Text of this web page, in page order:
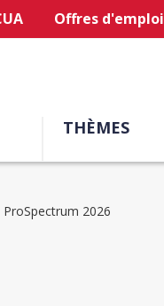
Offres d'emploi
THÈMES
ProSpectrum 2026